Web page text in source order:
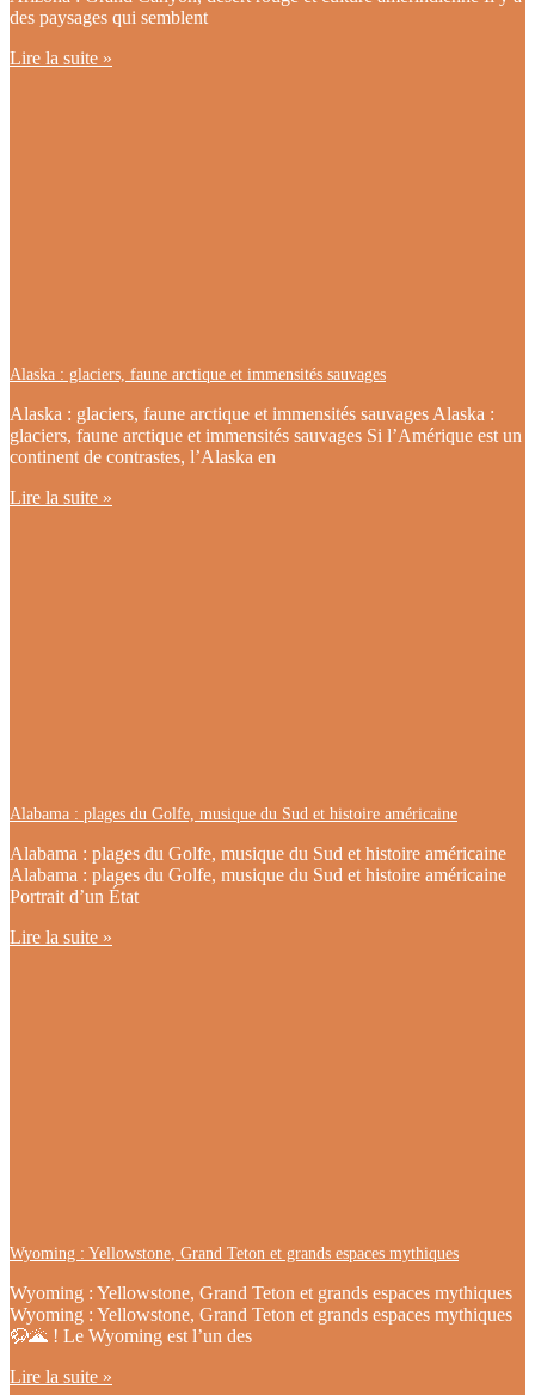
des paysages qui semblent
Lire la suite »
Alaska : glaciers, faune arctique et immensités sauvages
Alaska : glaciers, faune arctique et immensités sauvages Alaska :
glaciers, faune arctique et immensités sauvages Si l’Amérique est un
continent de contrastes, l’Alaska en
Lire la suite »
Alabama : plages du Golfe, musique du Sud et histoire américaine
Alabama : plages du Golfe, musique du Sud et histoire américaine
Alabama : plages du Golfe, musique du Sud et histoire américaine
Portrait d’un État
Lire la suite »
Wyoming : Yellowstone, Grand Teton et grands espaces mythiques
Wyoming : Yellowstone, Grand Teton et grands espaces mythiques
Wyoming : Yellowstone, Grand Teton et grands espaces mythiques
🦬🌋 ! Le Wyoming est l’un des
Lire la suite »